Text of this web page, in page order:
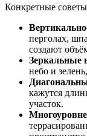
Конкретные советы
перголах,
создают
Зеркальные
небо и
кажутся
участок.